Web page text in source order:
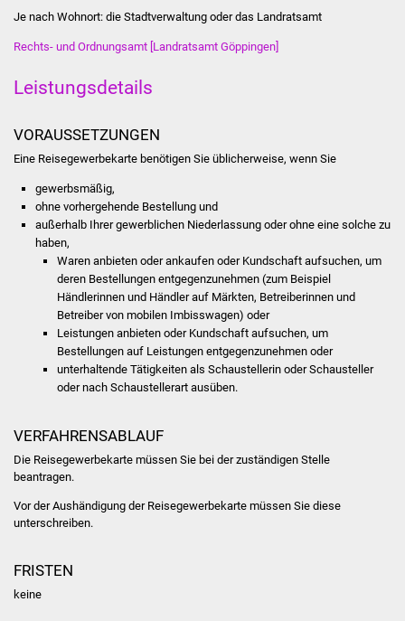
Jubiläumsjahr 2021
Schulentwicklung Bizet
Sanierung Bizethalle
Ortsentwicklung
Presse
Bürger & Service
Je nach Wohnort: die Stadtverwaltung oder das Landratsamt
Rechts- und Ordnungsamt [Landratsamt Göppingen]
Leistungsdetails
VORAUSSETZUNGEN
Eine Reisegewerbekarte benötigen Sie üblicherweise, wenn Sie
gewerbsmäßig,
ohne vorhergehende Bestellung und
außerhalb Ihrer gewerblichen Niederlassung oder ohne eine solche zu
haben,
Waren anbieten oder ankaufen oder Kundschaft aufsuchen, um
deren Bestellungen entgegenzunehmen(zum Beispiel
Händlerinnen und Händler auf Märkten, Betreiberinnen und
Betreiber von mobilen Imbisswagen) oder
Leistungen anbieten oder Kundschaft aufsuchen, um
Bestellungen auf Leistungen entgegenzunehmen oder
unterhaltende Tätigkeiten als Schaustellerin oder Schausteller
oder nach Schaustellerart ausüben.
VERFAHRENSABLAUF
Die Reisegewerbekarte müssen Sie bei der zuständigen Stelle
beantragen.
Vor der Aushändigung der Reisegewerbekarte müssen Sie diese
unterschreiben.
FRISTEN
keine